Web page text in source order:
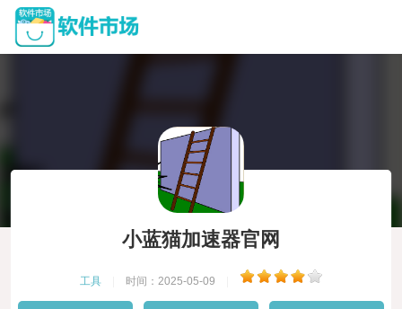
小蓝猫加速器官网
工具 时间：2025-05-09